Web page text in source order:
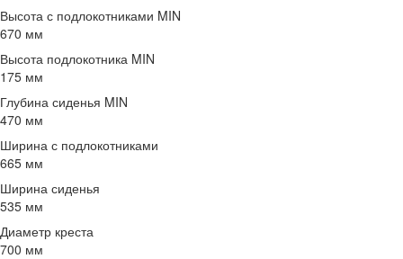
Высота с подлокотниками MIN
670 мм
Высота подлокотника MIN
175 мм
Глубина сиденья MIN
470 мм
Ширина с подлокотниками
665 мм
Ширина сиденья
535 мм
Диаметр креста
700 мм